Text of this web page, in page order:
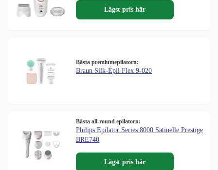
Lägst pris här
Bästa premiumepilatorn:
Braun Silk-Épil Flex 9-020
Bästa all-round epilatorn:
Philips Epilator Series 8000 Satinelle Prestige
BRE740
Lägst pris här